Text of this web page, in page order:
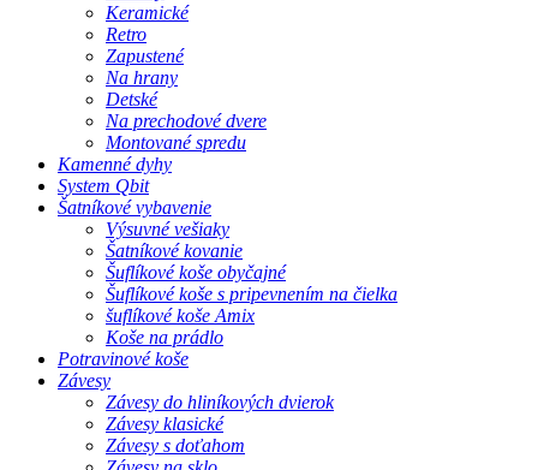
Keramické
Retro
Zapustené
Na hrany
Detské
Na prechodové dvere
Montované spredu
Kamenné dyhy
System Qbit
Šatníkové vybavenie
Výsuvné vešiaky
Šatníkové kovanie
Šuflíkové koše obyčajné
Šuflíkové koše s pripevnením na čielka
šuflíkové koše Amix
Koše na prádlo
Potravinové koše
Závesy
Závesy do hliníkových dvierok
Závesy klasické
Závesy s doťahom